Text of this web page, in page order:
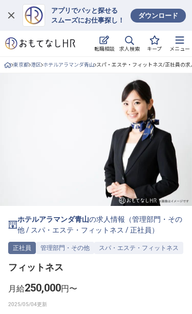
アプリでパッと探せる
スムーズにお仕事探し！
ダウンロード
転職相談 求人検索 キープ メニュー
ログイン
求人・施設を探す
ホテル・宿泊業界情報コラム
無料 転職サポートに申し込む
採用をお考えの企業様へ
東京都 港区 ホテルアラマンダ青山 スパ・エステ・フィットネス/正社員の求
ホテルアラマンダ青山の求人情報（管理部門・その
他/ スパ・エステ・フィットネス /正社員 ）
正社員 管理部門・その他 スパ・エステ・フィットネス
フィットネス
月給250,000円〜